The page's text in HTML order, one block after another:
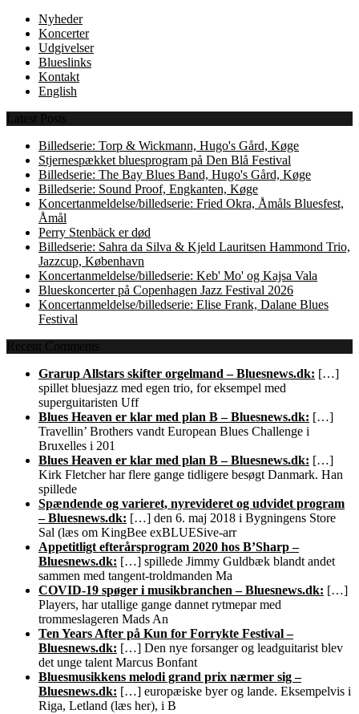
Nyheder
Koncerter
Udgivelser
Blueslinks
Kontakt
English
Latest Posts
Billedserie: Torp & Wickmann, Hugo's Gård, Køge
Stjernespækket bluesprogram på Den Blå Festival
Billedserie: The Bay Blues Band, Hugo's Gård, Køge
Billedserie: Sound Proof, Engkanten, Køge
Koncertanmeldelse/billedserie: Fried Okra, Åmåls Bluesfest,
Åmål
Perry Stenbäck er død
Billedserie: Sahra da Silva & Kjeld Lauritsen Hammond Trio,
Jazzcup, København
Koncertanmeldelse/billedserie: Keb' Mo' og Kajsa Vala
Blueskoncerter på Copenhagen Jazz Festival 2026
Koncertanmeldelse/billedserie: Elise Frank, Dalane Blues
Festival
Recent Comments
Grarup Allstars skifter orgelmand – Bluesnews.dk: […]
spillet bluesjazz med egen trio, for eksempel med
superguitaristen Uff
Blues Heaven er klar med plan B – Bluesnews.dk: […]
Travellin’ Brothers vandt European Blues Challenge i
Bruxelles i 201
Blues Heaven er klar med plan B – Bluesnews.dk: […]
Kirk Fletcher har flere gange tidligere besøgt Danmark. Han
spillede
Spændende og varieret, nyrevideret og udvidet program
– Bluesnews.dk: […] den 6. maj 2018 i Bygningens Store
Sal (læs om KingBee exBLUESive-arr
Appetitligt efterårsprogram 2020 hos B’Sharp –
Bluesnews.dk: […] spillede Jimmy Guldbæk blandt andet
sammen med tangent-troldmanden Ma
COVID-19 spøger i musikbranchen – Bluesnews.dk: […]
Players, har utallige gange dannet rytmepar med
trommeslageren Mads An
Ten Years After på Kun for Forrykte Festival –
Bluesnews.dk: […] Den nye forsanger og leadguitarist blev
det unge talent Marcus Bonfant
Bluesmusikkens melodi grand prix nærmer sig –
Bluesnews.dk: […] europæiske byer og lande. Eksempelvis i
Riga, Letland (læs her), i B